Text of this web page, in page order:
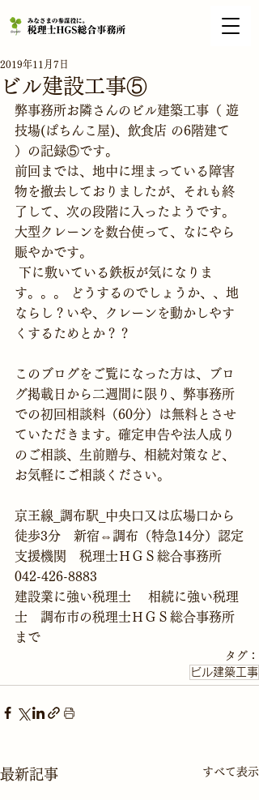
ビル建設工事⑤
2019年11月7日
弊事務所お隣さんのビル建築工事（ 遊
技場(ぱちんこ屋)、飲食店 の6階建て
）の記録⑤です。
前回までは、地中に埋まっている障害
物を撤去しておりましたが、それも終
了して、次の段階に入ったようです。
大型クレーンを数台使って、なにやら
賑やかです。
す。。。 どうするのでしょうか、、地
ならし？いや、クレーンを動かしやす
くするためとか？？
このブログをご覧になった方は、ブロ
グ掲載日から二週間に限り、弊事務所
での初回相談料（60分）は無料とさせ
ていただきます。確定申告や法人成り
のご相談、生前贈与、相続対策など、
お気軽にご相談ください。
京王線_調布駅_中央口又は広場口から
徒歩3分　新宿⇔調布（特急14分）認定
支援機関　税理士ＨＧＳ総合事務所
042-426-8883
建設業に強い税理士　 相続に強い税理
士　調布市の税理士ＨＧＳ総合事務所
まで
タグ：
ビル建築工事
最新記事 すべて表示